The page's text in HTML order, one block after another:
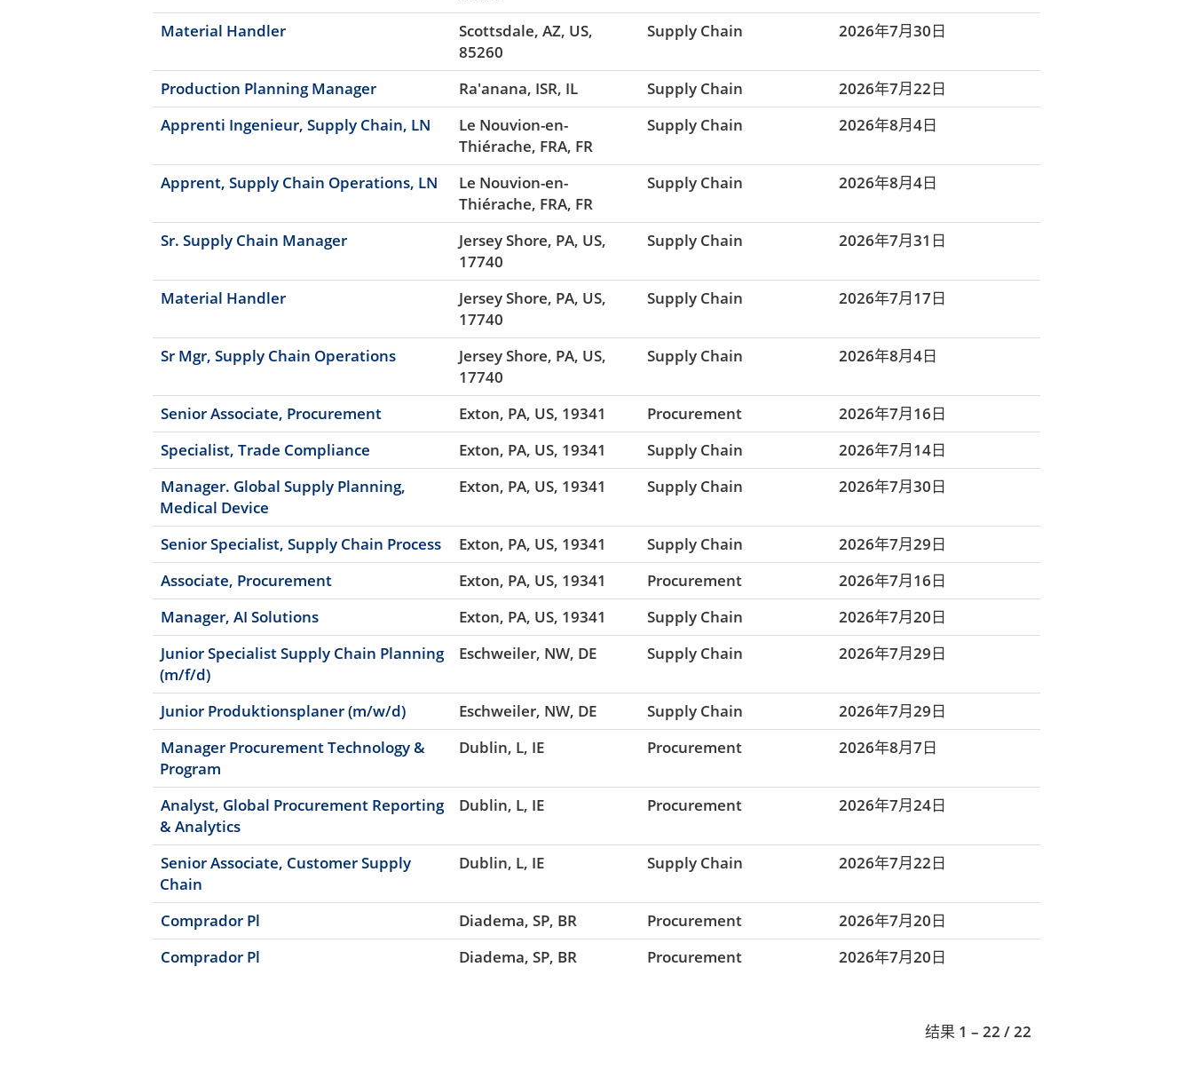
Material Handler
Scottsdale, AZ, US,
85260
Supply Chain 2026年7月30日
Production Planning Manager Ra'anana, ISR, IL Supply Chain
2026年7月22日
Apprenti Ingenieur, Supply Chain, LN
Le Nouvion-en-
Thiérache, FRA, FR
Supply Chain 2026年8月4日
Apprent, Supply Chain Operations, LN
Le Nouvion-en-
Thiérache, FRA, FR
Supply Chain 2026年8月4日
Sr. Supply Chain Manager
Jersey Shore, PA, US,
17740
Supply Chain 2026年7月31日
Material Handler
Jersey Shore, PA, US,
17740
Supply Chain 2026年7月17日
Sr Mgr, Supply Chain Operations
Jersey Shore, PA, US,
17740
Supply Chain 2026年8月4日
Senior Associate, Procurement Exton, PA, US, 19341 Procurement
2026年7月16日
Specialist, Trade Compliance
Exton, PA, US, 19341 Supply Chain
2026年7月14日
Manager. Global Supply Planning,
Medical Device
Exton, PA, US, 19341 Supply Chain 2026年7月30日
Senior Specialist, Supply Chain Process Exton, PA, US, 19341 Supply Chain
2026年7月29日
Associate, Procurement
Exton, PA, US, 19341 Procurement
2026年7月16日
Manager, AI Solutions
Exton, PA, US, 19341 Supply Chain
2026年7月20日
Junior Specialist Supply Chain Planning
(m/f/d)
Eschweiler, NW, DE Supply Chain 2026年7月29日
Junior Produktionsplaner (m/w/d) Eschweiler, NW, DE Supply Chain
2026年7月29日
Manager Procurement Technology &
Program
Dublin, L, IE Procurement 2026年8月7日
Analyst, Global Procurement Reporting
& Analytics
Dublin, L, IE Procurement 2026年7月24日
Senior Associate, Customer Supply
Chain
Dublin, L, IE Supply Chain 2026年7月22日
Comprador Pl Diadema, SP, BR Procurement
2026年7月20日
Comprador Pl
Diadema, SP, BR Procurement 2026年7月20日
结果 1 – 22 /22